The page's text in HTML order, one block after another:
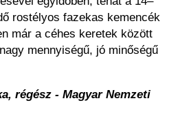
rostélyos fazekas kemencék
már a céhes keretek között
mennyiségű, jó minőségű
régész - Magyar Nemzeti